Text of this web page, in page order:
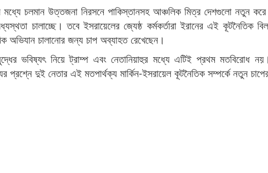
মধ্যে চলমান উত্তজনা নিরসনে পাকিস্তানসহ আঞ্চলিক মিত্র দেশগুলো নতুন
চালাচ্ছে। তবে ইসরায়েলের জ্যেষ্ঠ কর্মকর্তারা ইরানের এই কূটনৈতিক
অভিযান চালানোর জন্য চাপ অব্যাহত রেখেছেন।
ভবিষ্যৎ নিয়ে ট্রাম্প এবং নেতানিয়াহুর মধ্যে এটিই প্রথম মতবিরোধ
প্রশ্নে দুই নেতার এই মতপার্থক্য মার্কিন-ইসরায়েল কূটনৈতিক সম্পর্কে নতুন